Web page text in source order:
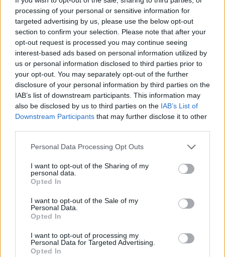
processing of your personal or sensitive information for
targeted advertising by us, please use the below opt-out
section to confirm your selection. Please note that after your
opt-out request is processed you may continue seeing
interest-based ads based on personal information utilized by
us or personal information disclosed to third parties prior to
your opt-out. You may separately opt-out of the further
disclosure of your personal information by third parties on the
IAB’s list of downstream participants. This information may
also be disclosed by us to third parties on the IAB’s List of
Downstream Participants that may further disclose it to other
Personal Data Processing Opt Outs
I want to opt-out of the Sharing of my
personal data.
Opted In
I want to opt-out of the Sale of my
Personal Data.
Opted In
I want to opt-out of processing my
Personal Data for Targeted Advertising.
Opted In
Staran luetuimmat
1